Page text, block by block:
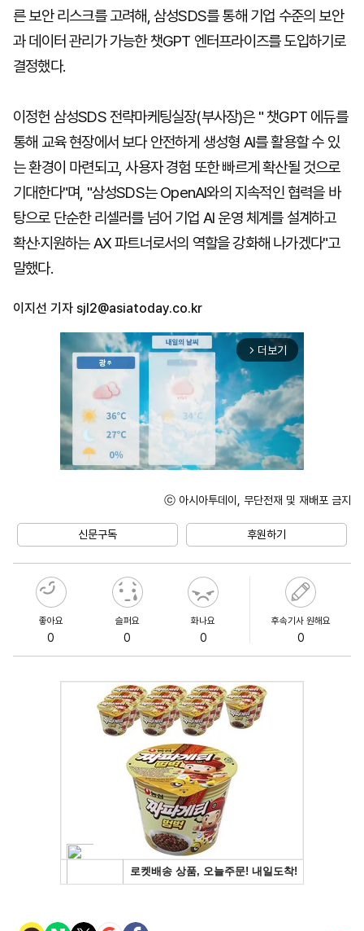
른 보안 리스크를 고려해, 삼성SDS를 통해 기업 수준의 보안
과 데이터 관리가 가능한 챗GPT 엔터프라이즈를 도입하기로
결정했다.
이정헌 삼성SDS 전략마케팅실장(부사장)은 " 챗GPT 에듀를
통해 교육 현장에서 보다 안전하게 생성형 AI를 활용할 수 있
는 환경이 마련되고, 사용자 경험 또한 빠르게 확산될 것으로
기대한다"며, "삼성SDS는 OpenAI와의 지속적인 협력을 바
탕으로 단순한 리셀러를 넘어 기업 AI 운영 체계를 설계하고
확산·지원하는 AX 파트너로서의 역할을 강화해 나가겠다"고
말했다.
이지선 기자 sjl2@asiatoday.co.kr
arrow_forward_ios 더보기
ⓒ 아시아투데이, 무단전재 및 재배포 금지
신문구독 후원하기
좋아요
0
슬퍼요
0
화나요
0
후속기사 원해요
0